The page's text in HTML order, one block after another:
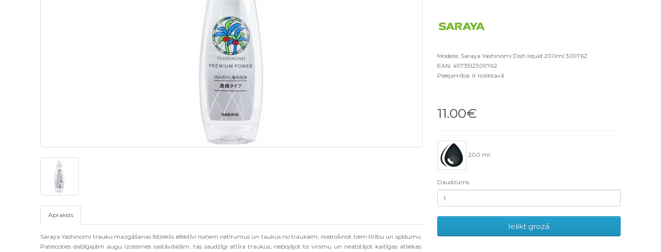
Apraksts
Saraya Yashinomi trauku mazgāšanas līdzeklis efektīvi noņem netīrumus un taukus no traukiem, nodrošinot tiem tīrību un spīdumu.
Pateicoties dabīgajām augu izcelsmes sastāvdaļām, tas saudzīgi attīra traukus, nebojājot to virsmu un neatstājot kaitīgas atliekas.
Modelis: Saraya Yashinomi Dish liquid 200ml 309762
EAN: 4973512309762
Pieejamība: Ir noliktavā
11.00€
200 ml.
Daudzums
Ielikt grozā